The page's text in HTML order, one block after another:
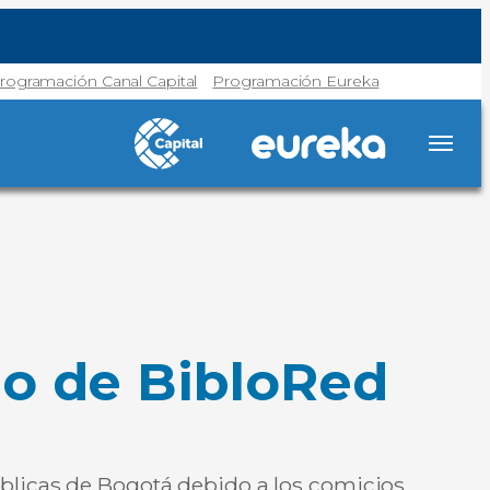
Canal Capital Programación Eureka
de BibloRed
de Bogotá debido a los comicios